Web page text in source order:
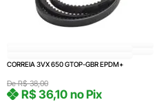
CORREIA 3VX 650 GTOP-GBR EPDM+
DeR$38,00
R$36,10 no Pix